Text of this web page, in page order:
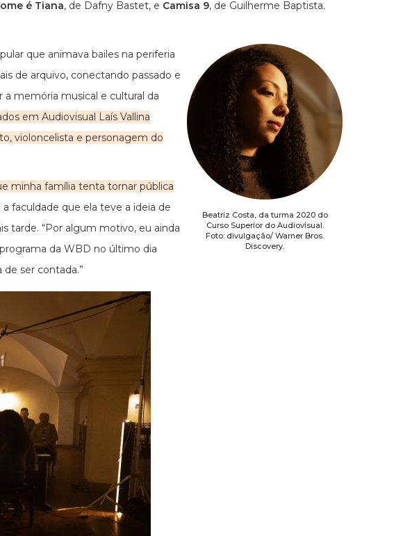
é Tiana, de Dafny Bastet, e Camisa 9, de Guilherme Baptista.
Beatriz Costa, da turma 2020 do
Curso Superior do Audiovisual.
Foto: divulgação/ Warner Bros.
Discovery.
que animava bailes na periferia
de arquivo, conectando passado e
memória musical e cultural da
em Audiovisual Laís Vallina
violoncelista e personagem do
minha família tenta tornar pública
faculdade que ela teve a ideia de
tarde. “Por algum motivo, eu ainda
da WBD no último dia
ser contada.”